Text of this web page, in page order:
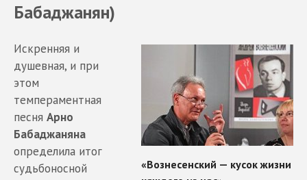
Бабаджанян)
Искренняя и
душевная, и при
этом
темпераментная
песня Арно
Бабаджаняна
определила итог
судьбоносной